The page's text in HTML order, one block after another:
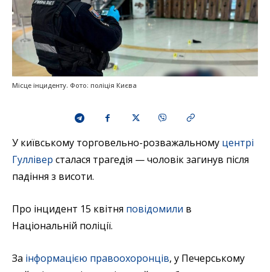
Місце інциденту. Фото: поліція Києва
У київському торговельно-розважальному центрі
Гуллівер сталася трагедія — чоловік загинув після
падіння з висоти.
Про інцидент 15 квітня повідомили в
Національній поліції.
За інформацією правоохоронців, у Печерському